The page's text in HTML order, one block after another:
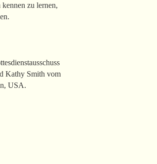
kennen zu lernen,
Kathy Smith vom
USA.